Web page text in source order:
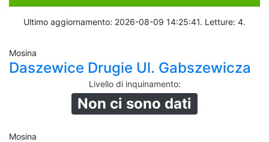
Ultimo aggiornamento: 2026-08-09 14:25:41. Letture: 4.
Mosina
Daszewice Drugie Ul. Gabszewicza
Livello di inquinamento:
Non ci sono dati
Mosina